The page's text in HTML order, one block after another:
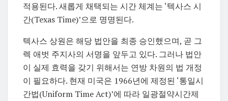
적용된다. 새롭게 채택되는 시간 체계는 ‘텍사스 시
간(Texas Time)’으로 명명된다.
텍사스 상원은 해당 법안을 최종 승인했으며, 곧 그
렉 애벗 주지사의 서명을 앞두고 있다. 그러나 법안
이 실제 효력을 갖기 위해서는 연방 차원의 법 개정
이 필요하다. 현재 미국은 1966년에 제정된 ‘통일시
간법(Uniform Time Act)’에 따라 일광절약시간제